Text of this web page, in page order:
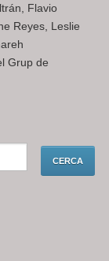
Flavio
Reyes, Leslie
Grup de